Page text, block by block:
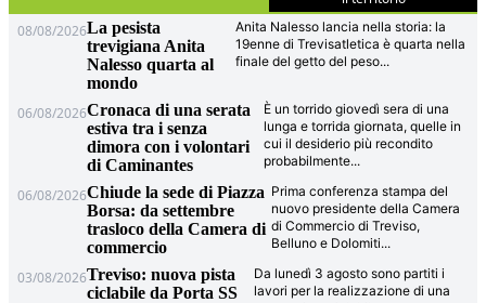
08/08/2026La pesista
trevigiana Anita
Nalesso quarta al
mondo
Anita Nalesso lancia nella storia: la
19enne di Trevisatletica è quarta nella
finale del getto del peso...
06/08/2026Cronaca di una serata
estiva tra i senza
dimora con i volontari
di Caminantes
È un torrido giovedì sera di una
lunga e torrida giornata, quelle in
cui il desiderio più recondito
probabilmente...
06/08/2026Chiude la sede di Piazza
Borsa: da settembre
trasloco della Camera di
commercio
Prima conferenza stampa del
nuovo presidente della Camera
di Commercio di Treviso,
Belluno e Dolomiti...
03/08/2026Treviso: nuova pista
ciclabile da Porta SS
Da lunedì 3 agosto sono partiti i
lavori per la realizzazione di una